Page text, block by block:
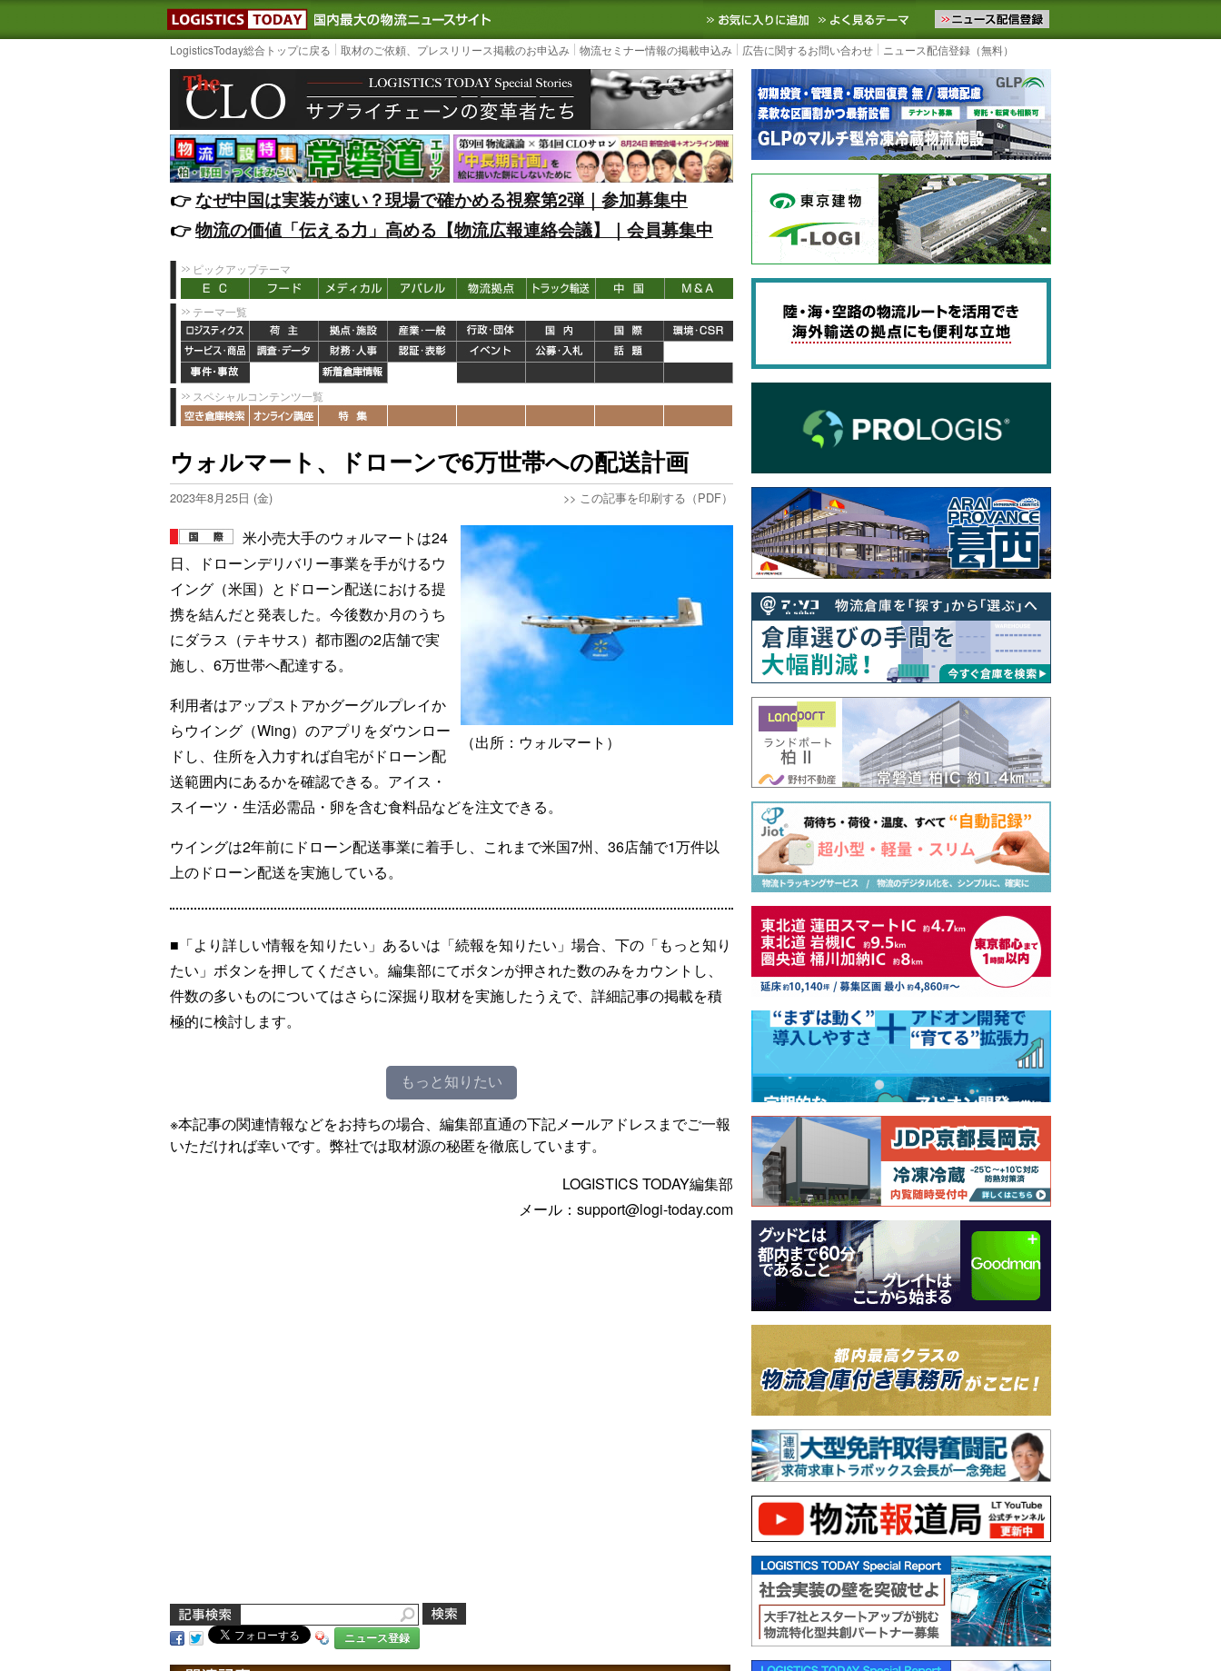
LOGISTICS TODAY｜国内最大の物流ニュースサイト3PL, SCMなど国内外の最新の物流ニュースをお届けします。物流ニュースメール配信を登録す
お気に入りに追加 よく見るテーマ
LogisticsToday総合トップに戻る 取材のご依頼、プレスリリース掲載のお申込み 物流セミナー情報の掲載申込み 広告に関するお問い合わせ ニュース配信登録（無料）
👉️なぜ中国は実装が速い？現場で確かめる視察第2弾｜参加募集中
👉️物流の価値「伝える力」高める【物流広報連絡会議】｜会員募集中
ピックアップテーマ
テーマ一覧
スペシャルコンテンツ一覧
ウォルマート、ドローンで6万世帯への配送計画
2023年8月25日 (金) >> この記事を印刷する（PDF）
（出所：ウォルマート）
米小売大手のウォルマートは24
日、ドローンデリバリー事業を手がけるウ
イング（米国）とドローン配送における提
携を結んだと発表した。今後数か月のうち
にダラス（テキサス）都市圏の2店舗で実
施し、6万世帯へ配達する。
利用者はアップストアかグーグルプレイか
らウイング（Wing）のアプリをダウンロー
ドし、住所を入力すれば自宅がドローン配
送範囲内にあるかを確認できる。アイス・
スイーツ・生活必需品・卵を含む食料品などを注文できる。
ウイングは2年前にドローン配送事業に着手し、これまで米国7州、36店舗で1万件以
上のドローン配送を実施している。
■「より詳しい情報を知りたい」あるいは「続報を知りたい」場合、下の「もっと知り
たい」ボタンを押してください。編集部にてボタンが押された数のみをカウントし、
件数の多いものについてはさらに深掘り取材を実施したうえで、詳細記事の掲載を積
極的に検討します。
もっと知りたい
※本記事の関連情報などをお持ちの場合、編集部直通の下記メールアドレスまでご一報
いただければ幸いです。弊社では取材源の秘匿を徹底しています。
LOGISTICS TODAY編集部
メール：support@logi-today.com
ニュース登録